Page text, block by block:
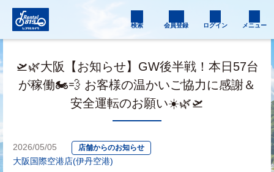
検索 会員登録 ログイン メニュー
🛫🌿大阪【お知らせ】GW後半戦！本日57台
が稼働🏍️💨 お客様の温かいご協力に感謝＆
安全運転のお願い☀️🌿🛫
2026/05/05 店舗からのお知らせ
大阪国際空港店(伊丹空港)